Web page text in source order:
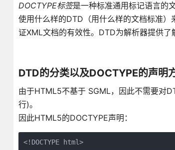
DOCTYPE标签是一种标准通用标记语言的
使用什么样的DTD（用什么样的文档标准
证XML文档的有效性。DTD为解析器提供了
DTD的分类以及DOCTYPE的声明
由于HTML5不基于 SGML，因此不需要对
行)。
因此HTML5的DOCTYPE声明：
<!DOCTYPE html>